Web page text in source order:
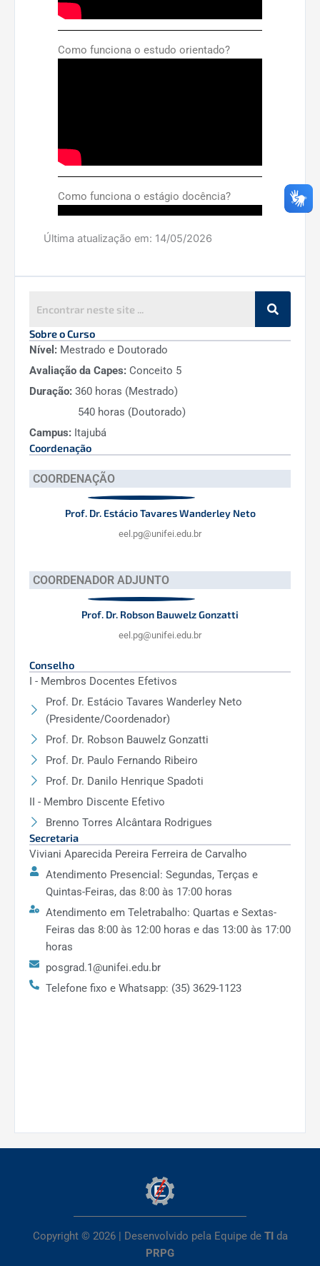
Como funciona o estudo orientado?
Como funciona o estágio docência?
Como funciona o aproveitamento de
Como funciona a atividade de
acompanhamento?
Última atualização em: 14/05/2026
Sobre o Curso
Nível: Mestrado e Doutorado
Avaliação da Capes: Conceito 5
Duração: 360 horas (Mestrado)
540 horas (Doutorado)
Campus: Itajubá
Coordenação
COORDENAÇÃO
Prof. Dr. Estácio Tavares Wanderley Neto
eel.pg@unifei.edu.br
COORDENADOR ADJUNTO
Prof. Dr. Robson Bauwelz Gonzatti
eel.pg@unifei.edu.br
Conselho
I - Membros Docentes Efetivos
Prof. Dr. Estácio Tavares Wanderley Neto
(Presidente/Coordenador)
Prof. Dr. Robson Bauwelz Gonzatti
Prof. Dr. Paulo Fernando Ribeiro
Prof. Dr. Danilo Henrique Spadoti
II - Membro Discente Efetivo
Brenno Torres Alcântara Rodrigues
Secretaria
Viviani Aparecida Pereira Ferreira de Carvalho
Atendimento Presencial: Segundas, Terças e
Quintas-Feiras, das 8:00 às 17:00 horas
Atendimento em Teletrabalho: Quartas e Sextas-
Feiras das 8:00 às 12:00 horas e das 13:00 às 17:00
horas
posgrad.1@unifei.edu.br
Telefone fixo e Whatsapp: (35) 3629-1123
Copyright © 2026 | Desenvolvido pela Equipe de TI da
PRPG